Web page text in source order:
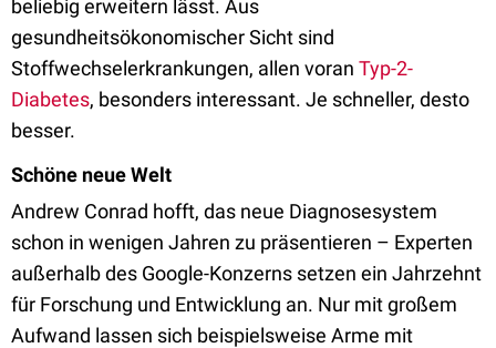
beliebig erweitern lässt. Aus
gesundheitsökonomischer Sicht sind
Stoffwechselerkrankungen, allen voran Typ-2-
Diabetes, besonders interessant. Je schneller, desto
besser.
Schöne neue Welt
Andrew Conrad hofft, das neue Diagnosesystem
schon in wenigen Jahren zu präsentieren – Experten
außerhalb des Google-Konzerns setzen ein Jahrzehnt
für Forschung und Entwicklung an. Nur mit großem
Aufwand lassen sich beispielsweise Arme mit